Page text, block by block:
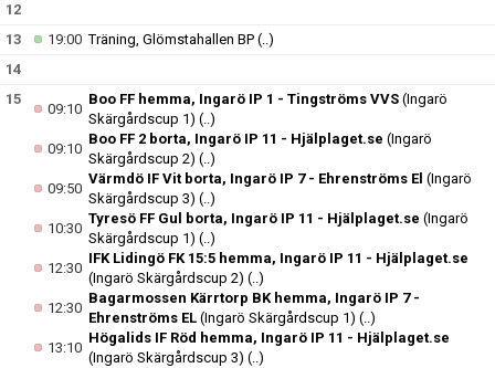
12
13
19:00Träning, Glömstahallen BP (..)
14
15
09:10
Boo FF hemma, Ingarö IP 1 - Tingströms VVS (Ingarö
Skärgårdscup 1) (..)
09:10
Boo FF 2 borta, Ingarö IP 11 - Hjälplaget.se (Ingarö
Skärgårdscup 2) (..)
09:50
Värmdö IF Vit borta, Ingarö IP 7 - Ehrenströms El (Ingarö
Skärgårdscup 3) (..)
10:30
Tyresö FF Gul borta, Ingarö IP 11 - Hjälplaget.se (Ingarö
Skärgårdscup 1) (..)
12:30
IFK Lidingö FK 15:5 hemma, Ingarö IP 11 - Hjälplaget.se
(Ingarö Skärgårdscup 2) (..)
12:30
Bagarmossen Kärrtorp BK hemma, Ingarö IP 7 -
Ehrenströms EL (Ingarö Skärgårdscup 1) (..)
13:10
Högalids IF Röd hemma, Ingarö IP 11 - Hjälplaget.se
(Ingarö Skärgårdscup 3) (..)